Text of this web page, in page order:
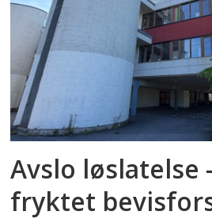
Avslo løslatelse
fryktet